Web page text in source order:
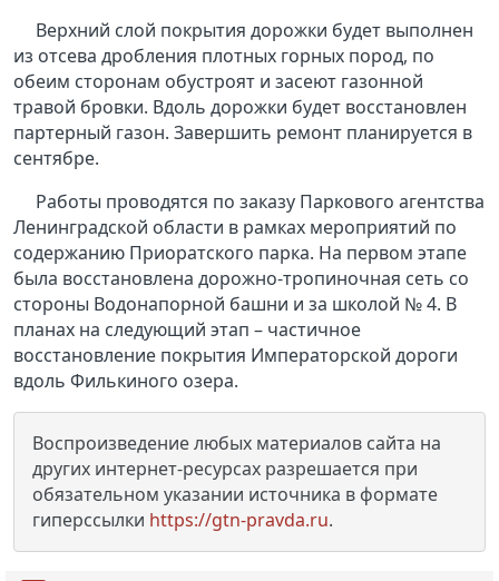
Верхний слой покрытия дорожки будет выполнен
из отсева дробления плотных горных пород, по
обеим сторонам обустроят и засеют газонной
травой бровки. Вдоль дорожки будет восстановлен
партерный газон. Завершить ремонт планируется в
сентябре.
Работы проводятся по заказу Паркового агентства
Ленинградской области в рамках мероприятий по
содержанию Приоратского парка. На первом этапе
была восстановлена дорожно-тропиночная сеть со
стороны Водонапорной башни и за школой № 4. В
планах на следующий этап – частичное
восстановление покрытия Императорской дороги
вдоль Филькиного озера.
Воспроизведение любых материалов сайта на
других интернет-ресурсах разрешается при
обязательном указании источника в формате
гиперссылки https://gtn-pravda.ru.